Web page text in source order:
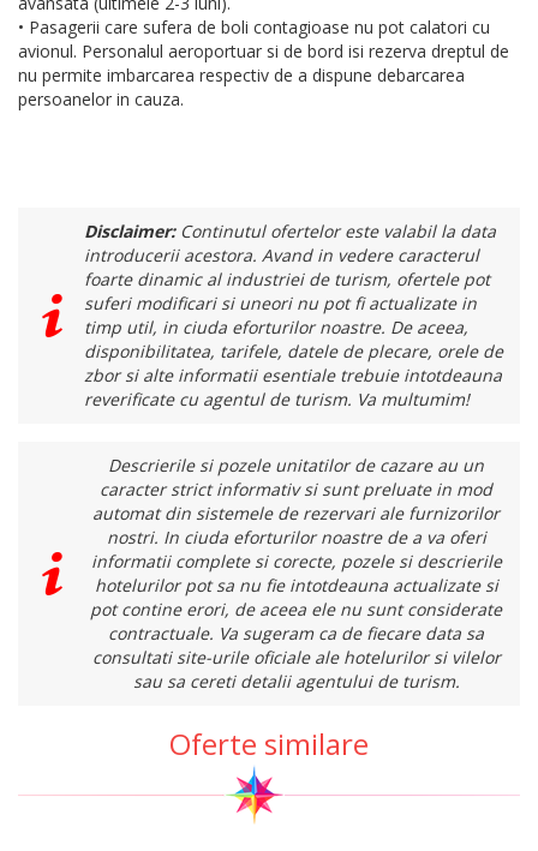
• Pasagerii care sufera de boli contagioase nu pot calatori cu
avionul. Personalul aeroportuar si de bord isi rezerva dreptul de
nu permite imbarcarea respectiv de a dispune debarcarea
persoanelor in cauza.
Disclaimer:Continutul ofertelor este valabil la data
introducerii acestora. Avand in vedere caracterul
foarte dinamic al industriei de turism, ofertele pot
suferi modificari si uneori nu pot fi actualizate in
timp util, in ciuda eforturilor noastre. De aceea,
disponibilitatea, tarifele, datele de plecare, orele de
zbor si alte informatii esentiale trebuie intotdeauna
reverificate cu agentul de turism. Va multumim!
Descrierile si pozele unitatilor de cazare au un
caracter strict informativ si sunt preluate in mod
automat din sistemele de rezervari ale furnizorilor
nostri. In ciuda eforturilor noastre de a va oferi
informatii complete si corecte, pozele si descrierile
hotelurilor pot sa nu fie intotdeauna actualizate si
pot contine erori, de aceea ele nu sunt considerate
contractuale. Va sugeram ca de fiecare data sa
consultati site-urile oficiale ale hotelurilor si vilelor
sau sa cereti detalii agentului de turism.
Oferte similare